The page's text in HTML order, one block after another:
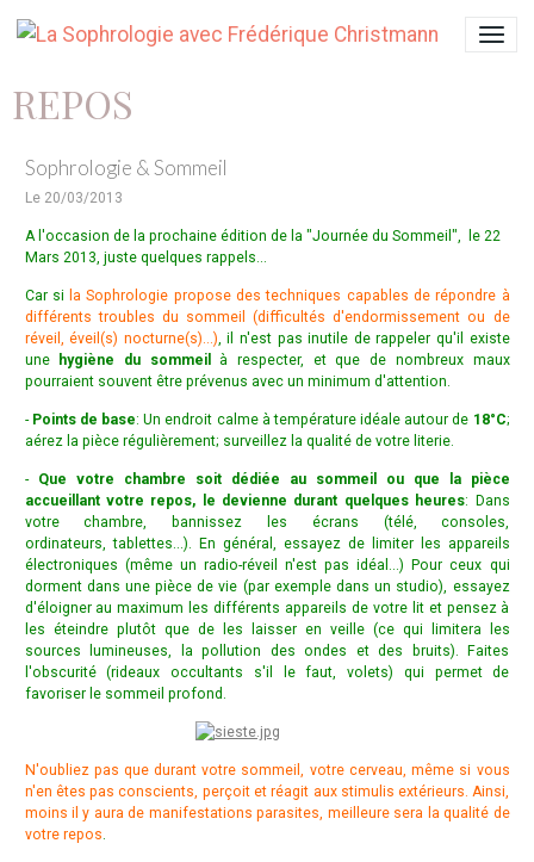
REPOS
Sophrologie & Sommeil
Le 20/03/2013
A l'occasion de la prochaine édition de la "Journée du Sommeil", le 22
Mars 2013, juste quelques rappels...
Car si la Sophrologie propose des techniques capables de répondre à
différents troubles du sommeil
(difficultés d'endormissement ou de
réveil, éveil(s) nocturne(s)...) , il n'est pas inutile de rappeler qu'il existe
une
hygiène du sommeil
à respecter, et que de nombreux maux
pourraient souvent être prévenus avec un minimum d'attention.
- Points de base: Un endroit calme à température idéale autour de 18°C;
aérez la pièce régulièrement; surveillez la qualité de votre literie.
- Que votre chambre soit dédiée au sommeil ou que la pièce
accueillant votre repos, le devienne durant quelques heures: Dans
votre chambre, bannissez les écrans (télé, consoles,
ordinateurs, tablettes...). En général, essayez de limiter les appareils
électroniques (même un radio-réveil n'est pas idéal...) Pour ceux qui
dorment dans une pièce de vie (par exemple dans un studio), essayez
d'éloigner au maximum les différents appareils de votre lit et pensez à
les éteindre plutôt que de les laisser en veille (ce qui limitera les
sources lumineuses, la pollution des ondes et des bruits). Faites
l'obscurité (rideaux occultants s'il le faut, volets) qui permet de
favoriser le sommeil profond.
N'oubliez pas que durant votre sommeil, votre cerveau, même si vous
n'en êtes pas conscients, perçoit et réagit aux stimulis extérieurs. Ainsi,
moins il y aura de manifestations parasites, meilleure sera la qualité de
votre repos